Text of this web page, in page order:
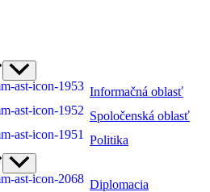
Informačná oblasť
Spoločenská oblasť
Politika
Diplomacia